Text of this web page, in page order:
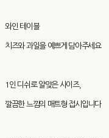
와인 테이블
치즈와 과일을 예쁘게 담아주세요
1인 디쉬로 알맞은 사이즈,
깔끔한 느낌의 매트형 접시입니다